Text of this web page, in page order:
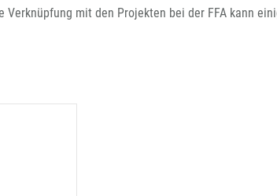
mit den Projekten bei der FFA kann